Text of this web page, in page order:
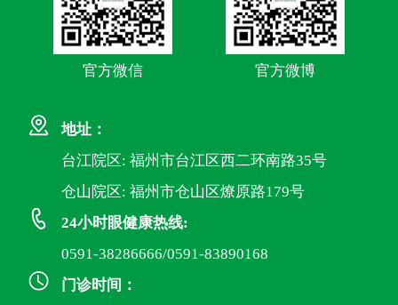
官方微信 官方微博
地址：
台江院区: 福州市台江区西二环南路35号
仓山院区: 福州市仓山区燎原路179号
24小时眼健康热线:
0591-38286666/0591-83890168
门诊时间：